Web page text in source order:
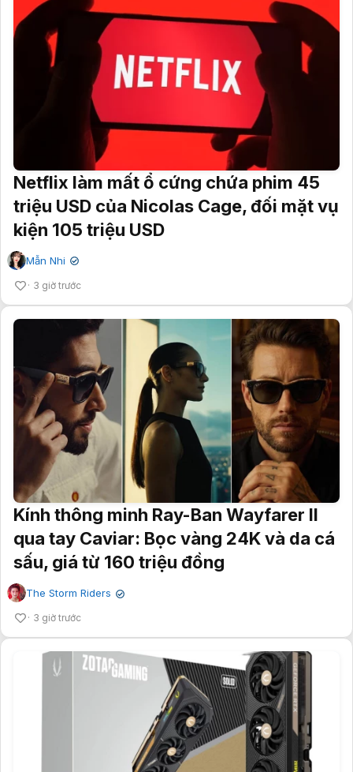
Netflix làm mất ổ cứng chứa phim 45
triệu USD của Nicolas Cage, đối mặt vụ
kiện 105 triệu USD
Mẫn Nhi ✔
3 giờ trước
Kính thông minh Ray-Ban Wayfarer II
qua tay Caviar: Bọc vàng 24K và da cá
sấu, giá từ 160 triệu đồng
The Storm Riders ✔
3 giờ trước